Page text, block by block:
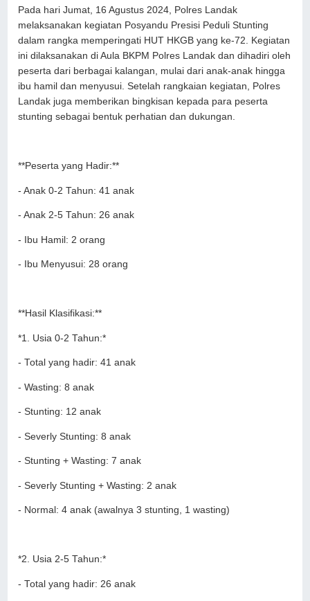
Pada hari Jumat, 16 Agustus 2024, Polres Landak
melaksanakan kegiatan Posyandu Presisi Peduli Stunting
dalam rangka memperingati HUT HKGB yang ke-72. Kegiatan
ini dilaksanakan di Aula BKPM Polres Landak dan dihadiri oleh
peserta dari berbagai kalangan, mulai dari anak-anak hingga
ibu hamil dan menyusui. Setelah rangkaian kegiatan, Polres
Landak juga memberikan bingkisan kepada para peserta
stunting sebagai bentuk perhatian dan dukungan.
**Peserta yang Hadir:**
- Anak 0-2 Tahun: 41 anak
- Anak 2-5 Tahun: 26 anak
- Ibu Hamil: 2 orang
- Ibu Menyusui: 28 orang
**Hasil Klasifikasi:**
*1. Usia 0-2 Tahun:*
- Total yang hadir: 41 anak
- Wasting: 8 anak
- Stunting: 12 anak
- Severly Stunting: 8 anak
- Stunting + Wasting: 7 anak
- Severly Stunting + Wasting: 2 anak
- Normal: 4 anak (awalnya 3 stunting, 1 wasting)
*2. Usia 2-5 Tahun:*
- Total yang hadir: 26 anak